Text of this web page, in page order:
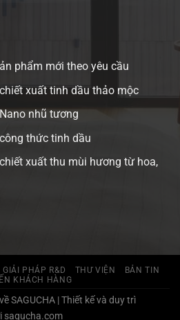
phẩm mới theo yêu cầu
xuất tinh dầu thảo mộc
nhũ tương
thức tinh dầu
xuất thu mùi hương từ hoa,
GIẢI PHÁP R&D THƯ VIỆN
BẢN TIN
KHÁCH HÀNG
SAGUCHA | Thiết kế và duy trì
sagucha.com